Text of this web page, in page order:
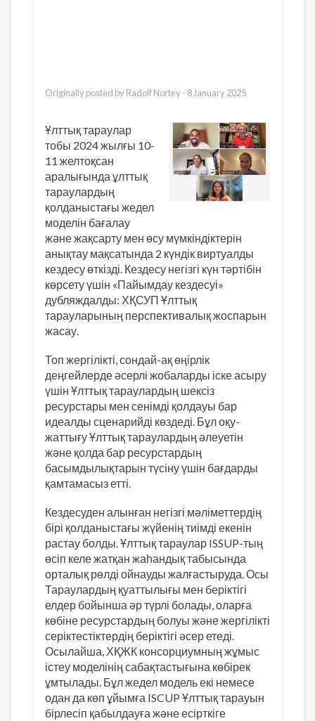
Originally posted by Radolf Nortey - 8 January 2025
Ұлттық тараулар
тобы 2024 жылғы 10-
11 желтоқсан
аралығында ұлттық
тараулардың
қолданыстағы жедел
моделін бағалау
және жақсарту мен өсу мүмкіндіктерін
анықтау мақсатында 2 күндік виртуалды
кездесу өткізді. Кездесу негізгі күн тәртібін
көрсету үшін «Пайымдау кездесуі»
дубляждалды: ХҚСУП Ұлттық
тарауларының перспективалық жоспарын
жасау.
Топ жергілікті, сондай-ақ өңірлік
деңгейлерде әсерлі жобаларды іске асыру
үшін Ұлттық тараулардың шексіз
ресурстары мен сенімді қолдауы бар
идеалды сценарийді көздеді. Бұл оқу-
жаттығу Ұлттық тараулардың әлеуетін
және қолда бар ресурстардың
басымдылықтарын түсіну үшін бағдарды
қамтамасыз етті.
Кездесуден алынған негізгі мәліметтердің
бірі қолданыстағы жүйенің тиімді екенін
растау болды. Ұлттық тараулар ISSUP-тың
өсіп келе жатқан жаһандық табысында
орталық рөлді ойнауды жалғастыруда. Осы
Тараулардың қуаттылығы мен беріктігі
елдер бойынша әр түрлі болады, оларға
көбіне ресурстардың болуы және жергілікті
серіктестіктердің беріктігі әсер етеді.
Осылайша, ХҚЖК консорциумның жұмыс
істеу моделінің сабақтастығына көбірек
ұмтылады. Бұл жедел модель екі немесе
одан да көп ұйымға ISCUP Ұлттық тарауын
бірлесіп қабылдауға және есірткіге